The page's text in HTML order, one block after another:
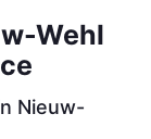
Wehl
Nieuw-